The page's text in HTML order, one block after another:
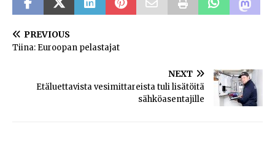
PREVIOUS
Tiina: Euroopan pelastajat
NEXT
Etäluettavista vesimittareista tuli lisätöitä
sähköasentajille